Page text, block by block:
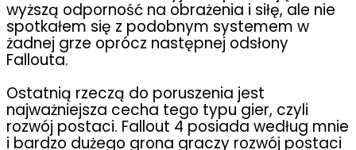
wyższą odporność na obrażenia i siłę, ale nie
spotkałem się z podobnym systemem w
żadnej grze oprócz następnej odsłony
Fallouta.
Ostatnią rzeczą do poruszenia jest
najważniejsza cecha tego typu gier, czyli
rozwój postaci. Fallout 4 posiada według mnie
i bardzo dużego grona graczy rozwój postaci